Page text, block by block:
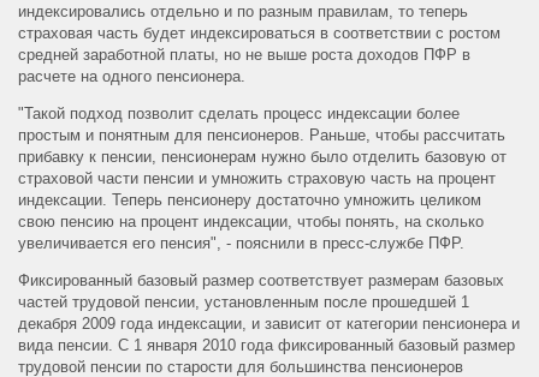
индексировались отдельно и по разным правилам, то теперь
страховая часть будет индексироваться в соответствии с ростом
средней заработной платы, но не выше роста доходов ПФР в
расчете на одного пенсионера.
"Такой подход позволит сделать процесс индексации более
простым и понятным для пенсионеров. Раньше, чтобы рассчитать
прибавку к пенсии, пенсионерам нужно было отделить базовую от
страховой части пенсии и умножить страховую часть на процент
индексации. Теперь пенсионеру достаточно умножить целиком
свою пенсию на процент индексации, чтобы понять, на сколько
увеличивается его пенсия", - пояснили в пресс-службе ПФР.
Фиксированный базовый размер соответствует размерам базовых
частей трудовой пенсии, установленным после прошедшей 1
декабря 2009 года индексации, и зависит от категории пенсионера и
вида пенсии. С 1 января 2010 года фиксированный базовый размер
трудовой пенсии по старости для большинства пенсионеров